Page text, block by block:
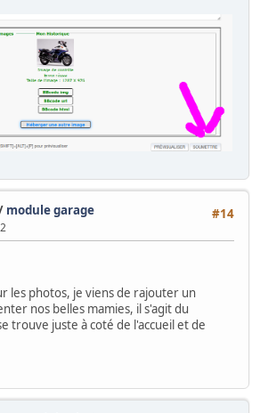
#14
module garage
les photos, je viens de rajouter un
nos belles mamies, il s'agit du
trouve juste à coté de l'accueil et de